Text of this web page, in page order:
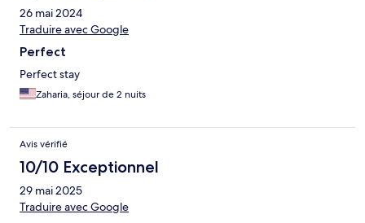
26 mai 2024
Traduire avec Google
Perfect
Perfect stay
Zaharia, séjour de 2 nuits
Avis vérifié
10/10 Exceptionnel
29 mai 2025
Traduire avec Google